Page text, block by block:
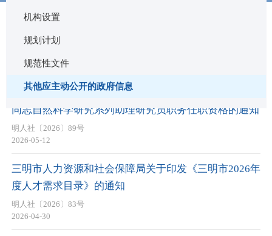
机构设置
规划计划
规范性文件
其他应主动公开的政府信息
其他应主动公开的政府信息
三明市人力资源和社会保障局关于批准确认谢婷等3位
同志自然科学研究系列助理研究员职务任职资格的通知
明人社〔2026〕89号
2026-05-12
三明市人力资源和社会保障局关于印发《三明市2026年
度人才需求目录》的通知
明人社〔2026〕83号
2026-04-30